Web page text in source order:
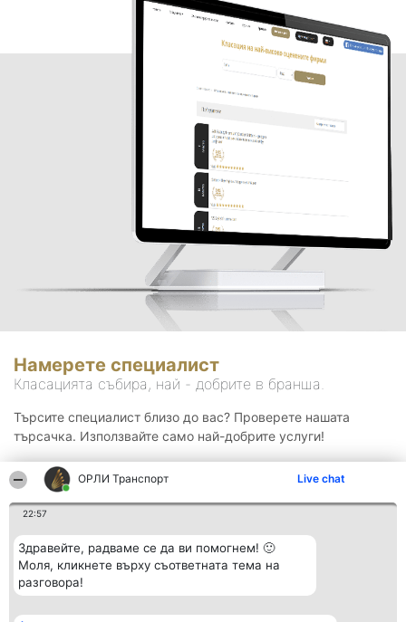
ОРЛИ Транспорт Live chat
22:57
Здравейте, радваме се да ви помогнем! 🙂
Моля, кликнете върху съответната тема на
разговора!
Намерете специалист
Класацията събира, най - добрите в бранша.
Търсите специалист близо до вас? Проверете нашата
търсачка. Използвайте само най-добрите услуги!